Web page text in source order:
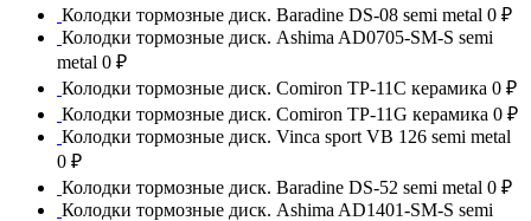
Колодки тормозные диск. Baradine DS-08 semi metal 0 ₽
Колодки тормозные диск. Ashima AD0705-SM-S semi
metal 0 ₽
Колодки тормозные диск. Comiron TP-11C керамика 0 ₽
Колодки тормозные диск. Comiron TP-11G керамика 0 ₽
Колодки тормозные диск. Vinca sport VB 126 semi metal
0 ₽
Колодки тормозные диск. Baradine DS-52 semi metal 0 ₽
Колодки тормозные диск. Ashima AD1401-SM-S semi